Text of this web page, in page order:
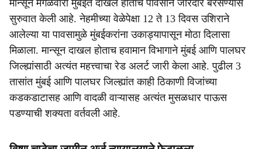
मान्सून मंगळवारी मुंबईत दाखल होताच पावसाने जोरदार बरसण्यास
सुरुवात केली आहे. नेहमीच्या वेळेपेक्षा 12 ते 13 दिवस उशिराने
आलेल्या या पावसामुळे मुंबईकरांना उकाड्यापासून मोठा दिलासा
मिळाला. मान्सून दाखल होताच हवामान विभागाने मुंबई आणि पालघर
जिल्ह्यांसाठी अत्यंत महत्त्वाचा रेड अलर्ट जारी केला आहे. पुढील 3
तासांत मुंबई आणि पालघर जिल्ह्यांत काही ठिकाणी विजांच्या
कडकडाटासह आणि वादळी वाऱ्यासह अत्यंत मुसळधार पाऊस
पडण्याची शक्यता वर्तवली आहे.